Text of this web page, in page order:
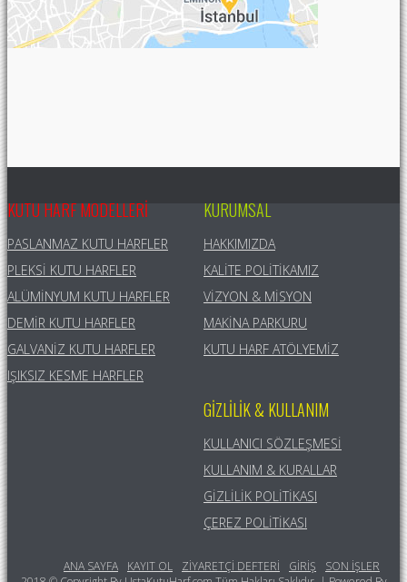
KUTU HARF MODELLERI
PASLANMAZ KUTU HARFLER
PLEKSI KUTU HARFLER
ALÜMINYUM KUTU HARFLER
DEMIR KUTU HARFLER
GALVANIZ KUTU HARFLER
IŞIKSIZ KESME HARFLER
KURUMSAL
HAKKIMIZDA
KALITE POLITIKAMIZ
VIZYON & MISYON
MAKINA PARKURU
KUTU HARF ATÖLYEMIZ
GIZLILIK & KULLANIM
KULLANICI SÖZLEŞMESI
KULLANIM & KURALLAR
GIZLILIK POLITIKASI
ÇEREZ POLITIKASI
ANA SAYFA KAYIT OL ZIYARETÇI DEFTERI GIRIŞ
SON İŞLER